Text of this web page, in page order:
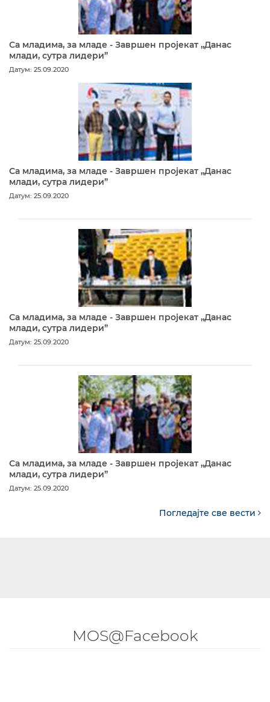
Са младима, за младе - Завршен пројекат „Данас
млади, сутра лидери”
Датум: 25.09.2020
Са младима, за младе - Завршен пројекат „Данас
млади, сутра лидери”
Датум: 25.09.2020
Са младима, за младе - Завршен пројекат „Данас
млади, сутра лидери”
Датум: 25.09.2020
Са младима, за младе - Завршен пројекат „Данас
млади, сутра лидери”
Датум: 25.09.2020
Погледајте све вести
MOS@Facebook